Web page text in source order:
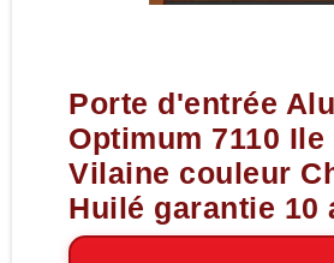
Porte d'entrée
Optimum 7110 Ile
Vilaine couleur
Huilé garantie 10